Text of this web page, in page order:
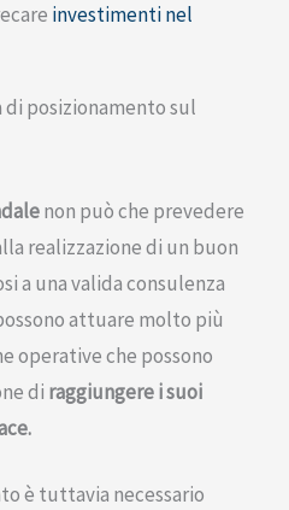
investimenti nel
di posizionamento sul
non può che prevedere
realizzazione di un buon
a una valida consulenza
attuare molto più
operative che possono
di raggiungere i suoi
è tuttavia necessario